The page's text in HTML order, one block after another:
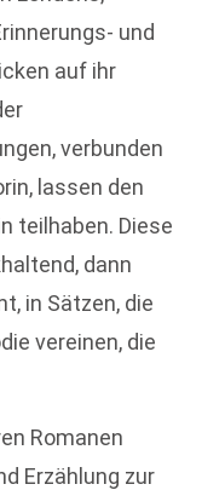
und
auf ihr
verbunden
lassen den
teilhaben. Diese
dann
in Sätzen, die
vereinen, die
Romanen
Erzählung zur